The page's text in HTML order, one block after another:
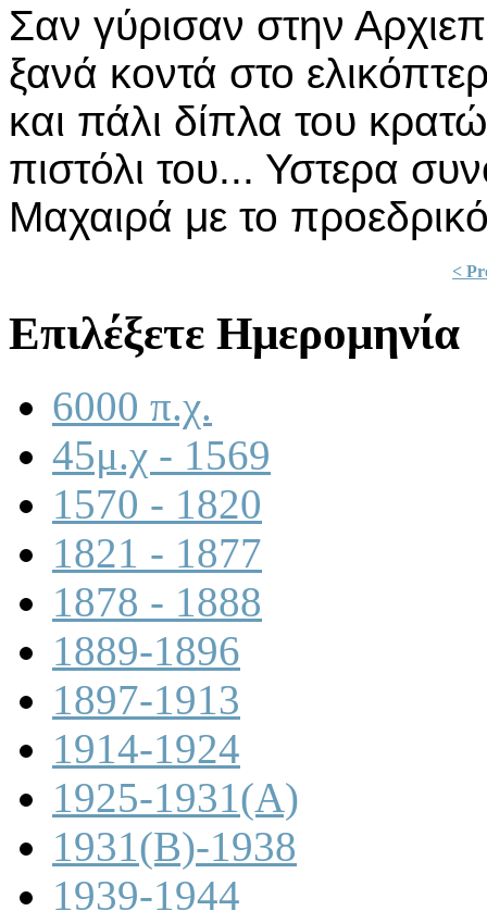
Σαν γύρισαν στην
ξανά κοντά στο
και πάλι δίπλα του
πιστόλι του... Υστερα
Μαχαιρά με το
<
Επιλέξετε Ημερομηνία
6000 π.χ.
45μ.χ - 1569
1570 - 1820
1821 - 1877
1878 - 1888
1889-1896
1897-1913
1914-1924
1925-1931(A)
1931(B)-1938
1939-1944